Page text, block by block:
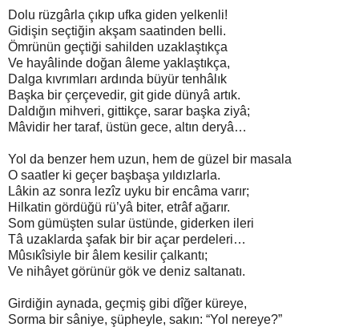
Dolu rüzgârla çıkıp ufka giden yelkenli!
Gidişin seçtiğin akşam saatinden belli.
Ömrünün geçtiği sahilden uzaklaştıkça
Ve hayâlinde doğan âleme yaklaştıkça,
Dalga kıvrımları ardında büyür tenhâlık
Başka bir çerçevedir, git gide dünyâ artık.
Daldığın mihveri, gittikçe, sarar başka ziyâ;
Mâvidir her taraf, üstün gece, altın deryâ…
Yol da benzer hem uzun, hem de güzel bir masala
O saatler ki geçer başbaşa yıldızlarla.
Lâkin az sonra lezîz uyku bir encâma varır;
Hilkatin gördüğü rü’yâ biter, etrâf ağarır.
Som gümüşten sular üstünde, giderken ileri
Tâ uzaklarda şafak bir bir açar perdeleri…
Mûsıkîsiyle bir âlem kesilir çalkantı;
Ve nihâyet görünür gök ve deniz saltanatı.
Girdiğin aynada, geçmiş gibi dîğer küreye,
Sorma bir sâniye, şüpheyle, sakın: “Yol nereye?”